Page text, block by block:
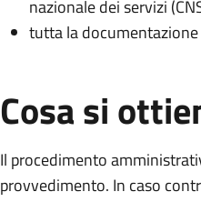
nazionale dei servizi
tutta la
Cosa si
Il procedimento
provvedimento. In caso